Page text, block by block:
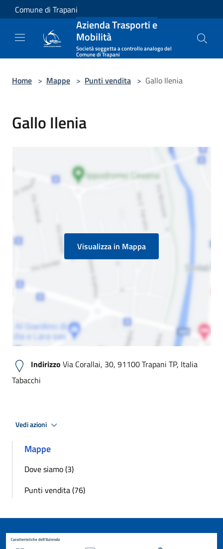
Salta al contenuto principale
Comune di Trapani
Azienda Trasporti e
Mobilità
Società soggetta a controllo analogo del
Comune di Trapani
Home > Mappe > Punti vendita > Gallo Ilenia
Gallo Ilenia
Visualizza in Mappa
Indirizzo Via Corallai, 30, 91100 Trapani TP, Italia
Tabacchi
Vedi azioni
Mappe
Dove siamo (3)
Punti vendita (76)